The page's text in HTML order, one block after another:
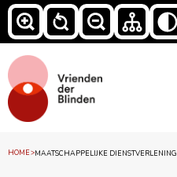
HOME>MAATSCHAPPELIJKE DIENSTVERLENING